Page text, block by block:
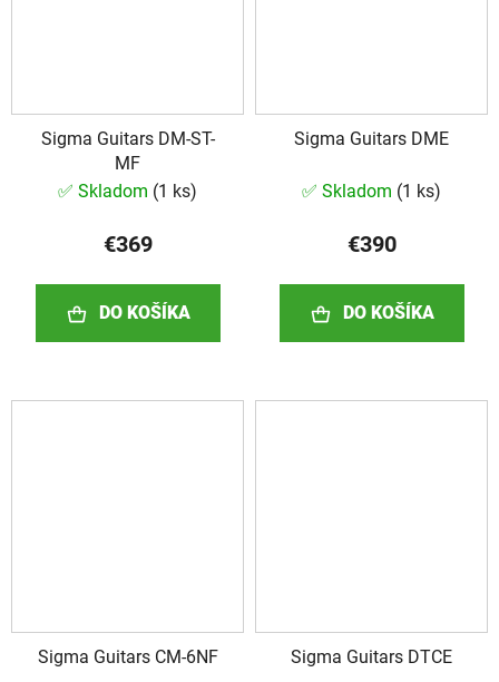
Sigma Guitars DM-ST-
MF
✅ Skladom (1 ks)
€369
DO KOŠÍKA
Sigma Guitars DME
✅ Skladom (1 ks)
€390
DO KOŠÍKA
Sigma Guitars CM-6NF Sigma Guitars DTCE